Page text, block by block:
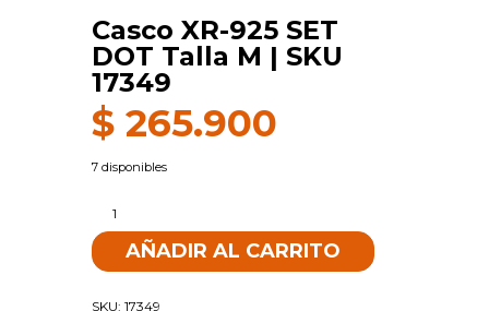
Casco XR-925 SET
DOT Talla M | SKU
17349
$ 265.900
7 disponibles
925
SET
AÑADIR AL CARRITO
SKU: 17349